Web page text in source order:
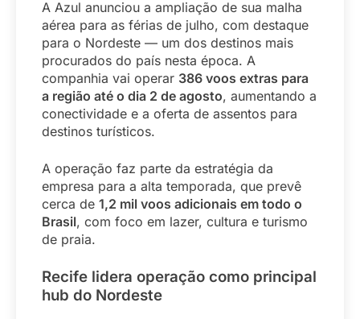
A Azul anunciou a ampliação de sua malha
aérea para as férias de julho, com destaque
para o Nordeste — um dos destinos mais
procurados do país nesta época. A
companhia vai operar 386 voos extras para
a região até o dia 2 de agosto, aumentando a
conectividade e a oferta de assentos para
destinos turísticos.
A operação faz parte da estratégia da
empresa para a alta temporada, que prevê
cerca de 1,2 mil voos adicionais em todo o
Brasil, com foco em lazer, cultura e turismo
de praia.
Recife lidera operação como principal
hub do Nordeste